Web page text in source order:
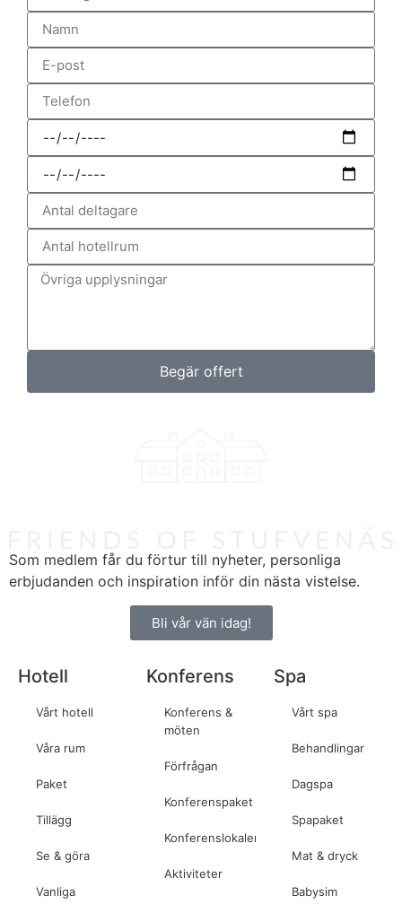
Begär offert
Som medlem får du förtur till nyheter, personliga
erbjudanden och inspiration inför din nästa vistelse.
Bli vår vän idag!
Hotell
Vårt hotell
Våra rum
Paket
Tillägg
Se & göra
Vanliga
Konferens
Konferens &
möten
Förfrågan
Konferenspaket
Konferenslokaler
Aktiviteter
Spa
Vårt spa
Behandlingar
Dagspa
Spapaket
Mat & dryck
Babysim